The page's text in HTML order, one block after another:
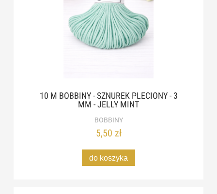
10 M BOBBINY - SZNUREK PLECIONY - 3
MM - JELLY MINT
BOBBINY
5,50 zł
do koszyka